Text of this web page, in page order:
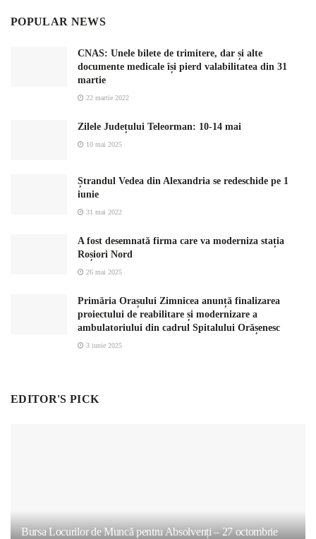
POPULAR NEWS
CNAS: Unele bilete de trimitere, dar și alte
documente medicale își pierd valabilitatea din 31
martie
22 martie 2022
Zilele Județului Teleorman: 10-14 mai
10 mai 2025
Ștrandul Vedea din Alexandria se redeschide pe 1
iunie
31 mai 2022
A fost desemnată firma care va moderniza stația
Roșiori Nord
26 mai 2025
Primăria Orașului Zimnicea anunță finalizarea
proiectului de reabilitare și modernizare a
ambulatoriului din cadrul Spitalului Orășenesc
3 iunie 2025
EDITOR'S PICK
Bursa Locurilor de Muncă pentru Absolvenți – 27 octombrie